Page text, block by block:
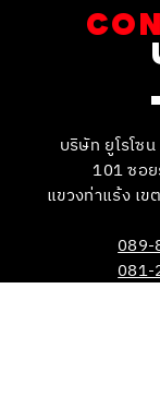
บริษัท ยูโรโซ
101 ซอ
แขวงท่าแร้ง เ
089-
081-